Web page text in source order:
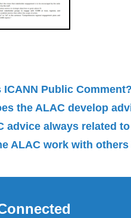
ICANN Public Comment?
the ALAC develop
advice always related
ALAC work with